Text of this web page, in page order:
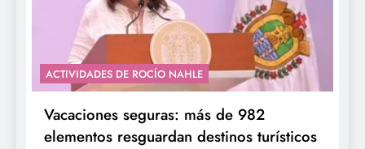
ACTIVIDADES DE ROCÍO NAHLE
Vacaciones seguras: más de 982
elementos resguardan destinos turísticos